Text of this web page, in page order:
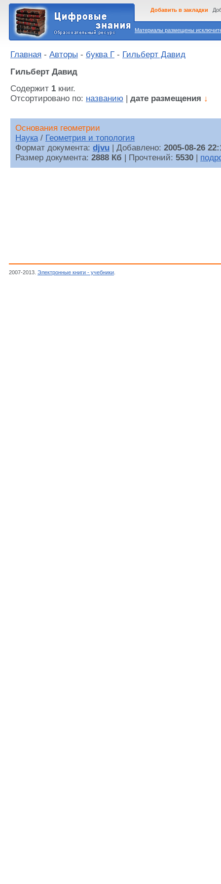
Материалы размещены
Добавить в закладки
Главная - Авторы - буква Г - Гильберт Давид
Гильберт Давид
Содержит 1 книг.
Отсортировано по: названию дате размещения ↓
Основания геометрии
Наука/ Геометрия и топология
Формат документа: djvu | Добавлено: 2005-08-26
Размер документа: 2888 Кб | Прочтений: 5530
2007-2013. Электронные книги - учебники